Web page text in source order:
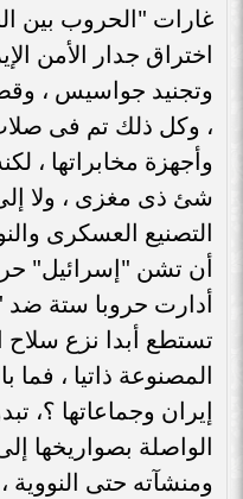
غارات "الحروب بين
اختراق جدار الأمن
وتجنيد جواسيس ،
، وكل ذلك تم فى
وأجهزة مخابراتها ،
شئ ذى مغزى ، ولا
التصنيع العسكرى
أن تشن "إسرائيل"
أدارت حروبا ستة ضد
تستطع أبدا نزع سلاح
المصنوعة ذاتيا ،
إيران وجماعاتها ؟،
الواصلة بصواريخها
ومنشآته حتى النووية